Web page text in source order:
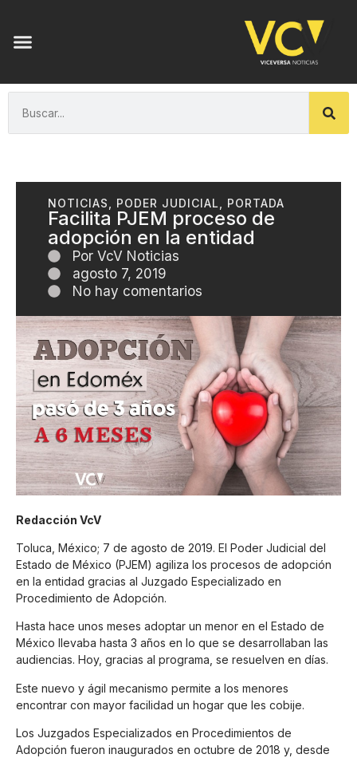
NOTICIAS, PODER JUDICIAL, PORTADA
Facilita PJEM proceso de
adopción en la entidad
Por VcV Noticias
agosto 7, 2019
No hay comentarios
Redacción VcV
Toluca, México; 7 de agosto de 2019. El Poder Judicial del
Estado de México (PJEM) agiliza los procesos de adopción
en la entidad gracias al Juzgado Especializado en
Procedimiento de Adopción.
Hasta hace unos meses adoptar un menor en el Estado de
México llevaba hasta 3 años en lo que se desarrollaban las
audiencias. Hoy, gracias al programa, se resuelven en días.
Este nuevo y ágil mecanismo permite a los menores
encontrar con mayor facilidad un hogar que les cobije.
Los Juzgados Especializados en Procedimientos de
Adopción fueron inaugurados en octubre de 2018 y, desde